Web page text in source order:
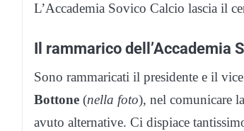
L’Accademia Sovico Calcio lascia il
Il rammarico dell’Accademia
Sono rammaricati il presidente e il
Bottone (nella foto), nel comunicare
avuto alternative. Ci dispiace